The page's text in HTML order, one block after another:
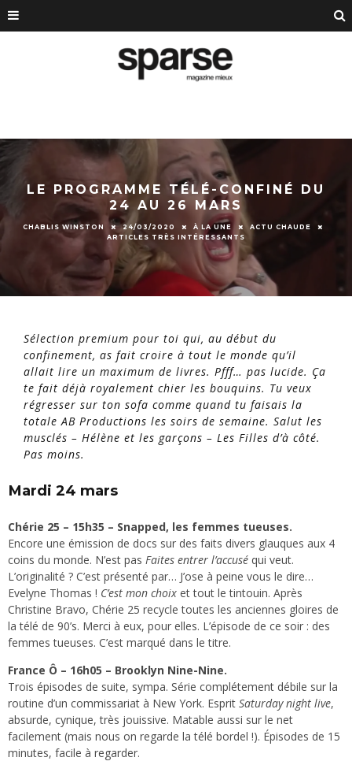
LE PROGRAMME TÉLÉ-CONFINÉ DU
24 AU 26 MARS
CHABLIS WINSTON 24/03/2020 À LA UNE
ACTU CHAUDE
ARTICLES TRÈS INTÉRESSANTS
Sélection premium pour toi qui, au début du
confinement, as fait croire à tout le monde qu’il
allait lire un maximum de livres. Pfff… pas lucide. Ça
te fait déjà royalement chier les bouquins. Tu veux
régresser sur ton sofa comme quand tu faisais la
totale AB Productions les soirs de semaine. Salut les
musclés – Hélène et les garçons – Les Filles d’à côté.
Pas moins.
Mardi 24 mars
Chérie 25 – 15h35 – Snapped, les femmes tueuses.
Encore une émission de docs sur des faits divers glauques aux 4
coins du monde. N’est pas Faites entrer l’accusé qui veut.
L’originalité ? C’est présenté par… J’ose à peine vous le dire…
Evelyne Thomas ! C’est mon choix et tout le tintouin. Après
Christine Bravo, Chérie 25 recycle toutes les anciennes gloires de
la télé de 90’s. Merci à eux, pour elles. L’épisode de ce soir : des
femmes tueuses. C’est marqué dans le titre.
France Ô – 16h05 – Brooklyn Nine-Nine.
Trois épisodes de suite, sympa. Série complétement débile sur la
routine d’un commissariat à New York. Esprit Saturday night live,
absurde, cynique, très jouissive. Matable aussi sur le net
facilement (mais nous on regarde la télé bordel !). Épisodes de 15
minutes, facile à regarder.